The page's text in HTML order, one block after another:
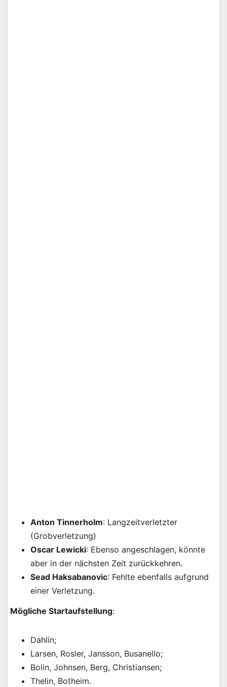
Anton Tinnerholm: Langzeitverletzter
(Grobverletzung)
Oscar Lewicki: Ebenso angeschlagen, könnte
aber in der nächsten Zeit zurückkehren.
Sead Haksabanovic: Fehlte ebenfalls aufgrund
einer Verletzung.
Mögliche Startaufstellung:
Dahlin;
Larsen, Rosler, Jansson, Busanello;
Bolin, Johnsen, Berg, Christiansen;
Thelin, Botheim.